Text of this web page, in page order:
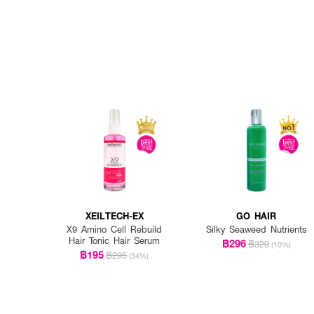
XEILTECH-EX
X9 Amino Cell Rebuild
Hair Tonic Hair Serum
฿195฿295 (34%)
GO HAIR
Silky Seaweed Nutrients
฿296฿329 (10%)